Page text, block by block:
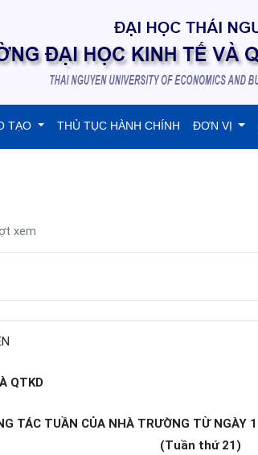
TẠO THỦ TỤC HÀNH CHÍNH ĐƠN VỊ
xem
QTKD
TÁC TUẦN CỦA NHÀ TRƯỜNG TỪ
(Tuần thứ 21)